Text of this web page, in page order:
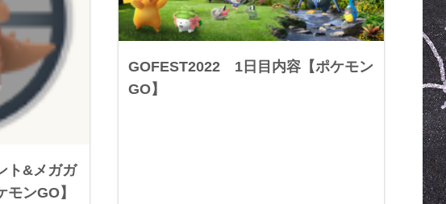
ト&メガガ
ンGO】
GOFEST2022 1日目内容【ポケモン
GO】